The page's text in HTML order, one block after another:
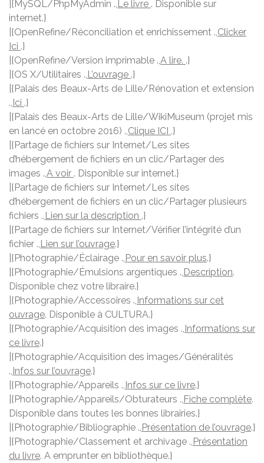
|{MySQL/PhpMyAdmin ., Le livre . Disponible sur
internet.}
|{OpenRefine/Réconciliation et enrichissement ., Clicker
Ici .}
|{OpenRefine/Version imprimable ., A lire. .}
|{OS X/Utilitaires ., L’ouvrage .}
|{Palais des Beaux-Arts de Lille/Rénovation et extension
., Ici .}
|{Palais des Beaux-Arts de Lille/WikiMuseum (projet mis
en lancé en octobre 2016) ., Clique ICI .}
|{Partage de fichiers sur Internet/Les sites
d’hébergement de fichiers en un clic/Partager des
images ., A voir . Disponible sur internet.}
|{Partage de fichiers sur Internet/Les sites
d’hébergement de fichiers en un clic/Partager plusieurs
fichiers ., Lien sur la description .}
|{Partage de fichiers sur Internet/Vérifier l’intégrité d’un
fichier ., Lien sur l’ouvrage.}
|{Photographie/Éclairage ., Pour en savoir plus.}
|{Photographie/Émulsions argentiques ., Description.
Disponible chez votre libraire.}
|{Photographie/Accessoires ., Informations sur cet
ouvrage. Disponible à CULTURA.}
|{Photographie/Acquisition des images ., Informations sur
ce livre.}
|{Photographie/Acquisition des images/Généralités
., Infos sur l’ouvrage.}
|{Photographie/Appareils ., Infos sur ce livre.}
|{Photographie/Appareils/Obturateurs ., Fiche complète.
Disponible dans toutes les bonnes librairies.}
|{Photographie/Bibliographie ., Présentation de l’ouvrage.}
|{Photographie/Classement et archivage ., Présentation
du livre. A emprunter en bibliothèque.}